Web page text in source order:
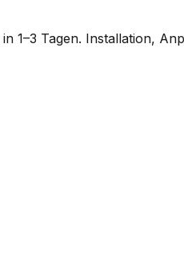
Tagen. Installation,